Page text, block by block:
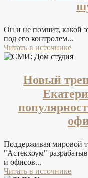
Он и не помнит, какой
под его контролем...
Читать в источнике
Новый
Поддерживая мировой
"Астекхоум"
и офисов...
Читать в источнике